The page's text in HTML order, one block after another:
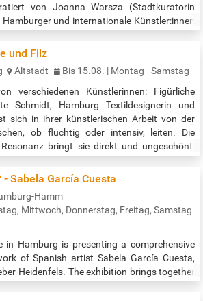
von Joanna Warsza (Stadtkuratorin
und internationale Künstler:innen
verarbeitet. Die zeitgenössischen Werke
und Filz
Altstadt
Bis 15.08. | Montag - Samstag
verschiedenen Künstlerinnen: Figürliche
Schmidt, Hamburg Textildesignerin und
sich in ihrer künstlerischen Arbeit von der
ob flüchtig oder intensiv, leiten. Die
bringt sie direkt und ungeschönt,
zu einem Geschlecht den
- Sabela García Cuesta
Hamm
Mittwoch, Donnerstag, Freitag, Samstag
in Hamburg is presenting a comprehensive
of Spanish artist Sabela García Cuesta,
Heidenfels. The exhibition brings together